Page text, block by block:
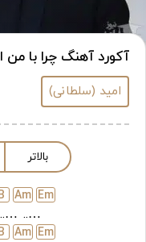
آکورد آهنگ چرا با من
امید (سلطانی)
بالاتر
Em
…..
Am
…..
Em
Am